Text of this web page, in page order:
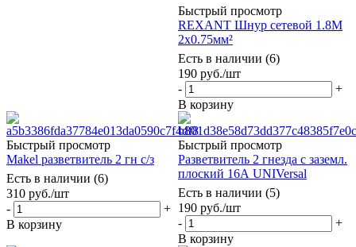
Быстрый просмотр
REXANT Шнур сетевой 1.8М
2x0.75мм²
Есть в наличии (6)
190 руб./шт
-
+
В корзину
Быстрый просмотр
Makel разветвитель 2 гн с/з
Есть в наличии (6)
310 руб./шт
-
+
В корзину
Быстрый просмотр
Разветвитель 2 гнезда с заземл.
плоский 16А UNIVersal
Есть в наличии (5)
190 руб./шт
-
+
В корзину